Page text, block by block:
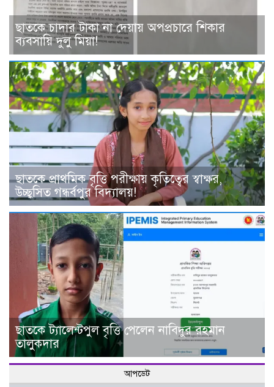
ছাত‌কে চাদার টাকা না দেয়ায় অপপ্রচারে শিকার
ব‌্যবসা‌য়ি দুলু‌ মিয়া!
ছাতকে প্রাথমিক বৃত্তি পরীক্ষায় কৃতিত্বের স্বাক্ষর,
উচ্ছ্বসিত গন্ধর্বপুর বিদ্যালয়!
ছাতকে ট্যালেন্টপুল বৃত্তি পেলেন নাবিদুর রহমান
তালুকদার
আপডেট